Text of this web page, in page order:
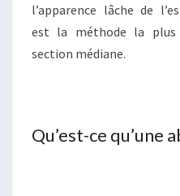
l’apparence lâche de
est la méthode la plus
section médiane.
Qu’est-ce qu’une